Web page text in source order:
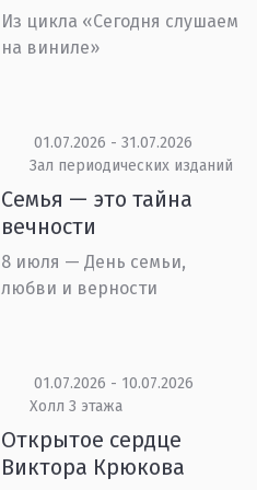
Из цикла «Сегодня слушаем
на виниле»
01.07.2026 - 31.07.2026
Зал периодических изданий
Семья — это тайна
вечности
8 июля — День семьи,
любви и верности
01.07.2026 - 10.07.2026
Холл 3 этажа
Открытое сердце
Виктора Крюкова